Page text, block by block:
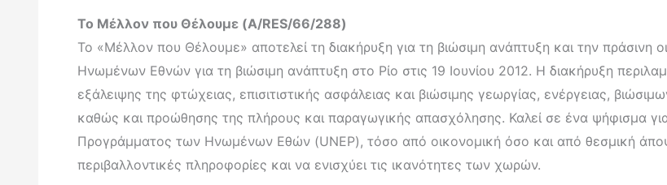
Το Μέλλον που Θέλουμε (A/RES/66/288)
Το «Μέλλον που Θέλουμε» αποτελεί τη διακήρυξη για τη βιώσιμη ανάπτυξη και την πράσινη
Ηνωμένων Εθνών για τη βιώσιμη ανάπτυξη στο Ρίο στις 19 Ιουνίου 2012. Η διακήρυξη
εξάλειψης της φτώχειας, επισιτιστικής ασφάλειας και βιώσιμης γεωργίας, ενέργειας,
καθώς και προώθησης της πλήρους και παραγωγικής απασχόλησης. Καλεί σε ένα ψήφισμα
Προγράμματος των Ηνωμένων Εθών (UNEP), τόσο από οικονομική όσο και από θεσμική
περιβαλλοντικές πληροφορίες και να ενισχύει τις ικανότητες των χωρών.